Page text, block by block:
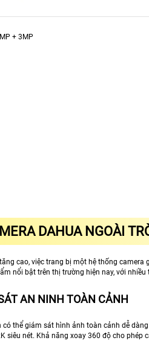
+ 3MP
DAHUA NGOÀI
cao, việc trang bị một hệ thống
nổi bật trên thị trường hiện nay, với
AN NINH TOÀN CẢNH
có thể giám sát hình ảnh toàn cảnh dễ
siêu nét. Khả năng xoay 360 độ cho